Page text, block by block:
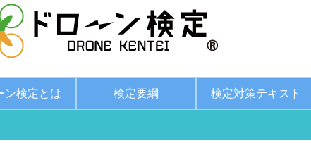
ン検定とは 検定要綱 検定対策テキスト